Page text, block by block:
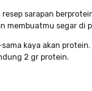
sarapan
membuatmu segar di
kaya akan
2 gr protein.